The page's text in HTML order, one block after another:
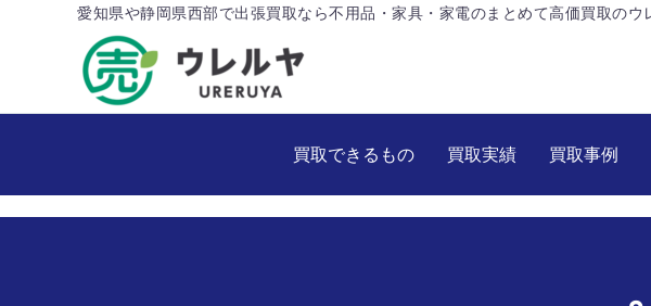
愛知県や静岡県西部で出張買取なら不用品・家具・家電のまとめて高価買取のウ
買取できるもの 買取実績 買取事例